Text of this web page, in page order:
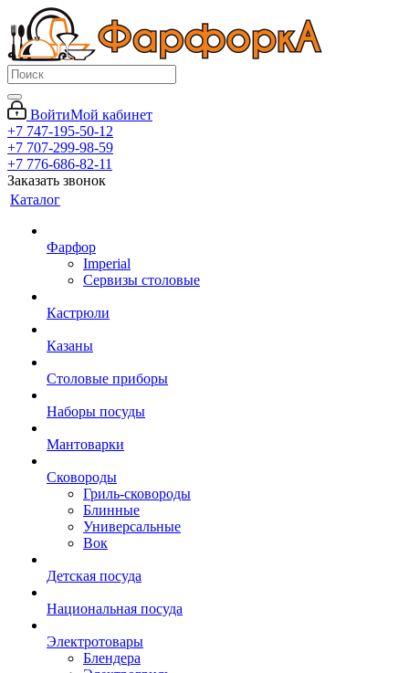
ВойтиМой кабинет
+7 747-195-50-12
+7 707-299-98-59
+7 776-686-82-11
Заказать звонок
Каталог
Фарфор
Imperial
Сервизы столовые
Кастрюли
Казаны
Столовые приборы
Наборы посуды
Мантоварки
Сковороды
Гриль-сковороды
Блинные
Универсальные
Вок
Детская посуда
Национальная посуда
Электротовары
Блендера